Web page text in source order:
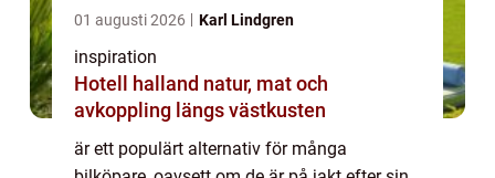
01 augusti 2026 Karl Lindgren
inspiration
Hotell halland natur, mat och
avkoppling längs västkusten
är ett populärt alternativ för många